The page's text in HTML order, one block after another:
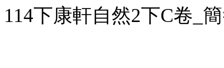
114下康軒自然2下C卷_